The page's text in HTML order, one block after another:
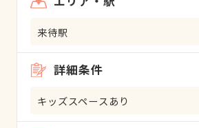
来待駅
詳細条件
キッズスペースあり